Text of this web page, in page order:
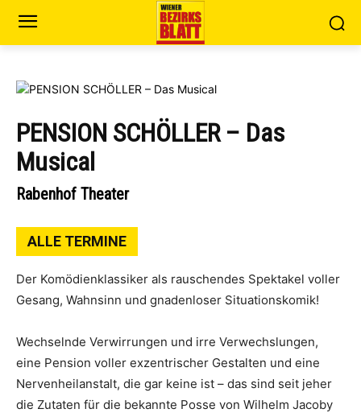
PENSION SCHÖLLER – Das
Musical
Rabenhof Theater
ALLE TERMINE
Der Komödienklassiker als rauschendes Spektakel voller
Gesang, Wahnsinn und gnadenloser Situationskomik!
Wechselnde Verwirrungen und irre Verwechslungen,
eine Pension voller exzentrischer Gestalten und eine
Nervenheilanstalt, die gar keine ist – das sind seit jeher
die Zutaten für die bekannte Posse von Wilhelm Jacoby